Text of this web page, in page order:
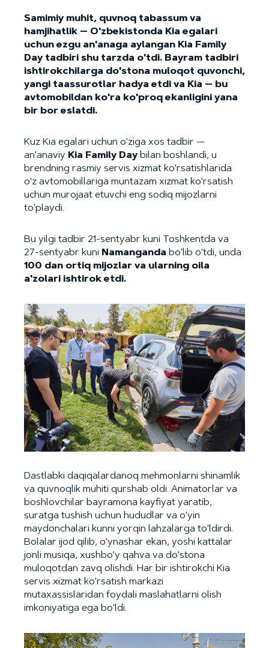
Samimiy muhit, quvnoq tabassum va
hamjihatlik — O'zbekistonda Kia egalari
uchun ezgu an'anaga aylangan Kia Family
Day tadbiri shu tarzda o'tdi. Bayram tadbiri
ishtirokchilarga do'stona muloqot quvonchi,
yangi taassurotlar hadya etdi va Kia — bu
avtomobildan ko'ra ko'proq ekanligini yana
bir bor eslatdi.
Kuz Kia egalari uchun o'ziga xos tadbir —
an'anaviy Kia Family Day bilan boshlandi, u
brendning rasmiy servis xizmat ko'rsatishlarida
o'z avtomobillariga muntazam xizmat ko'rsatish
uchun murojaat etuvchi eng sodiq mijozlarni
to'playdi.
Bu yilgi tadbir 21-sentyabr kuni Toshkentda va
27-sentyabr kuni Namanganda bo'lib o'tdi, unda
100 dan ortiq mijozlar va ularning oila
a'zolari ishtirok etdi.
Dastlabki daqiqalardanoq mehmonlarni shinamlik
va quvnoqlik muhiti qurshab oldi. Animatorlar va
boshlovchilar bayramona kayfiyat yaratib,
suratga tushish uchun hududlar va o'yin
maydonchalari kunni yorqin lahzalarga to'ldirdi.
Bolalar ijod qilib, o'ynashar ekan, yoshi kattalar
jonli musiqa, xushbo'y qahva va do'stona
muloqotdan zavq olishdi. Har bir ishtirokchi Kia
servis xizmat ko'rsatish markazi
mutaxassislaridan foydali maslahatlarni olish
imkoniyatiga ega bo'ldi.